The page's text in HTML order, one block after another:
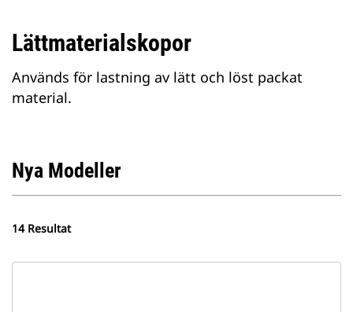
Lättmaterialskopor
Används för lastning av lätt och löst packat
material.
Nya Modeller
14 Resultat